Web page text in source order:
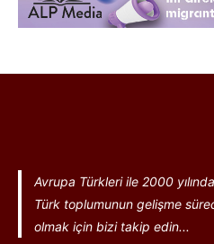
Avrupa Türkleri ile 2000
Türk toplumunun gelişme
olmak için bizi takip edin...